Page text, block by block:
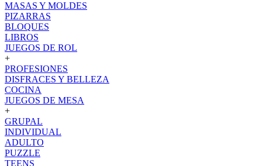
MASAS Y MOLDES
PIZARRAS
BLOQUES
LIBROS
JUEGOS DE ROL
+
PROFESIONES
DISFRACES Y BELLEZA
COCINA
JUEGOS DE MESA
+
GRUPAL
INDIVIDUAL
ADULTO
PUZZLE
TEENS